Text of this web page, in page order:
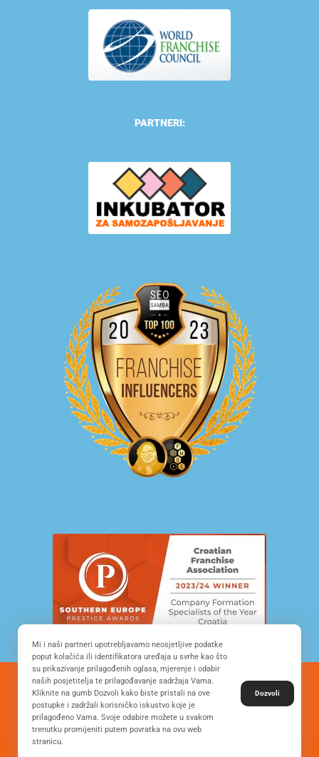
PARTNERI:
© Copyright 2022. All Rights Reserved - FRANCHISE
DEVELOPMENT CROATIA
Mi i naši partneri upotrebljavamo neosjetljive podatke
poput kolačića ili identifikatora uređaja u svrhe kao što
su prikazivanje prilagođenih oglasa, mjerenje i odabir
naših posjetitelja te prilagođavanje sadržaja Vama.
Kliknite na gumb Dozvoli kako biste pristali na ove
postupke i zadržali korisničko iskustvo koje je
prilagođeno Vama. Svoje odabire možete u svakom
trenutku promijeniti putem povratka na ovu web
stranicu.
Dozvoli